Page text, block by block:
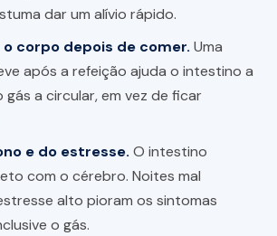
dar um alívio rápido.
corpo depois de comer. Uma
após a refeição ajuda o intestino a
gás a circular, em vez de ficar
e do estresse. O intestino
com o cérebro. Noites mal
alto pioram os sintomas
o gás.